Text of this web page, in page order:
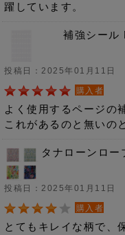
躍しています。
補強シール
投稿日：2025年01月11日
購入者
よく使用するページの
これがあるのと無いの
タナローンロ
投稿日：2025年01月11日
購入者
とてもキレイな柄で、